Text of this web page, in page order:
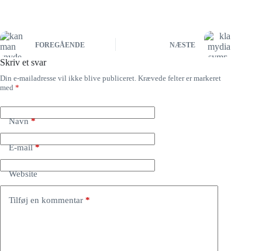
FOREGÅENDE NÆSTE
Skriv et svar
Din e-mailadresse vil ikke blive publiceret. Krævede felter er markeret
med *
Navn*
E-mail*
Website
Tilføj en kommentar *